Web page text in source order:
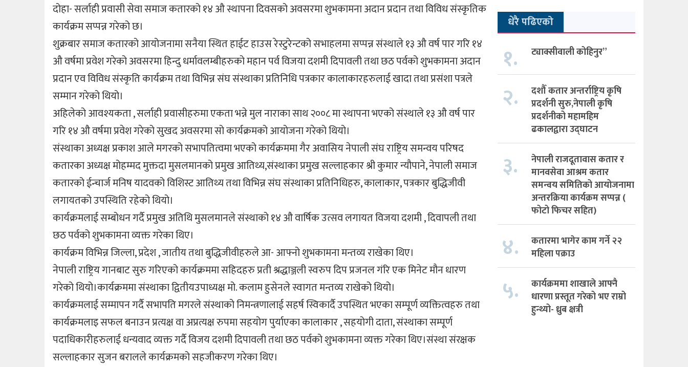
दोहा- सर्लाही प्रवासी सेवा समाज कतारको १४ औ स्थापना दिवसको अवसरमा शुभकामना अदान प्रदान तथा विविध संस्कृतिक
कार्यक्रम सप्पन्न गरेको छ।
शुक्रबार समाज कतारको आयोजनामा सनैया स्थित हाईट हाउस रेस्टुरेन्टको सभाहलमा सप्पन्न संस्थाले १३ औ वर्ष पार गरि १४
औ वर्षमा प्रवेश गरेको अवसरमा हिन्दु धर्मावलम्बीहरुको महान पर्व विजया दशमी दिपावली तथा छठ पर्वको शुभकामना अदान
प्रदान एव विविध संस्कृति कार्यक्रम तथा विभिन्न संघ संस्थाका प्रतिनिधि पत्रकार कालाकारहरुलाई खादा तथा प्रसंशा पत्रले
सम्मान गरेको थियो।
अहिलेको आवश्यकता , सर्लाही प्रवासीहरुमा एकता भन्ने मुल नाराका साथ २००८ मा स्थापना भएको संस्थाले १३ औ वर्ष पार
गरि १४ औ वर्षमा प्रवेश गरेको सुखद अवसरमा सो कार्यक्रमको आयोजना गरेको थियो।
संस्थाका अध्यक्ष प्रकाश आले मगरको सभापतित्वमा भएको कार्यक्रममा गैर अवासिय नेपाली संघ राष्ट्रिय समन्वय परिषद
कतारका अध्यक्ष मोहम्मद मुक्तदा मुसलमानको प्रमुख आतिथ्य,संस्थाका प्रमुख सल्लाहकार श्री कुमार न्यौपाने, नेपाली समाज
कतारको ईन्चार्ज मनिष यादवको विशिस्ट आतिथ्य तथा विभिन्न संघ संस्थाका प्रतिनिधिहरु, कालाकार, पत्रकार बुद्धिजीवी
लगायतको उपस्थिति रहेको थियो।
कार्यक्रमलाई सम्बोधन गर्दै प्रमुख अतिथि मुसलमानले संस्थाको १४ औ वार्षिक उत्सव लगायत विजया दशमी , दिवापली तथा
छठ पर्वको शुभकामना व्यक्त गरेका थिए।
कार्यक्रम विभिन्न जिल्ला, प्रदेश , जातीय तथा बुद्धिजीवीहरुले आ- आफ्नो शुभकामना मन्तव्य राखेका थिए।
नेपाली राष्ट्रिय गानबाट सुरु गरिएको कार्यक्रममा सहिदहरु प्रती श्रद्धाञ्जली स्वरुप दिप प्रजनल गंरि एक मिनेट मौन धारण
गरेको थियो।कार्यक्रममा संस्थाका द्वितीयउपाध्यक्ष मो. कलाम हुसेनले स्वागत मन्तव्य राखेको थियो।
कार्यक्रमलाई सम्मापन गर्दै सभापति मगरले संस्थाको निमन्त्रणालाई सहर्ष स्विकार्दै उपस्थित भएका सम्पूर्ण व्यक्तित्वहरु तथा
कार्यक्रमलाइ सफल बनाउन प्रत्यक्ष वा अप्रत्यक्ष रुपमा सहयोग पुर्याएका कालाकार , सहयोगी दाता, संस्थाका सम्पूर्ण
पदाधिकारीहरुलाई धन्यवाद व्यक्त गर्दै विजय दशमी दिपावली तथा छठ पर्वको शुभकामना व्यक्त गरेका थिए।संस्था संरक्षक
सल्लाहकार सुजन बरालले कार्यक्रमको सहजीकरण गरेका थिए।
धेरै पढिएको
१. ट्याक्सीवाली कोहिनुर”
२.
दशौँ कतार अन्तर्राष्ट्रिय कृषि
प्रदर्शनी सुरु,नेपाली कृषि
प्रदर्शनीको महामहिम
ढकालद्वारा उद्घाटन
३.
नेपाली राजदूतावास कतार र
मानवसेवा आश्रम कतार
समन्वय समितिको आयोजनामा
अन्तरक्रिया कार्यक्रम सप्पन्न (
फोटो फिचर सहित)
४.
कतारमा भागेर काम गर्ने २२
महिला पक्राउ
५.
कार्यक्रममा शाखाले आफ्नै
धारणा प्रस्तूत गरेको भए राम्रो
हुन्थ्यो- ध्रुब क्षत्री